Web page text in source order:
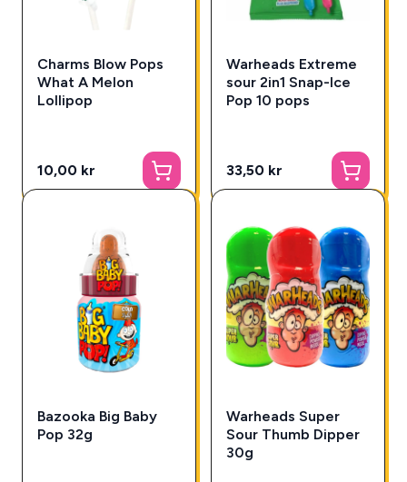
Charms Blow Pops
What A Melon
Lollipop
10,00 kr
Warheads Extreme
sour 2in1 Snap-Ice
Pop 10 pops
33,50 kr
Bazooka Big Baby
Pop 32g
Warheads Super
Sour Thumb Dipper
30g